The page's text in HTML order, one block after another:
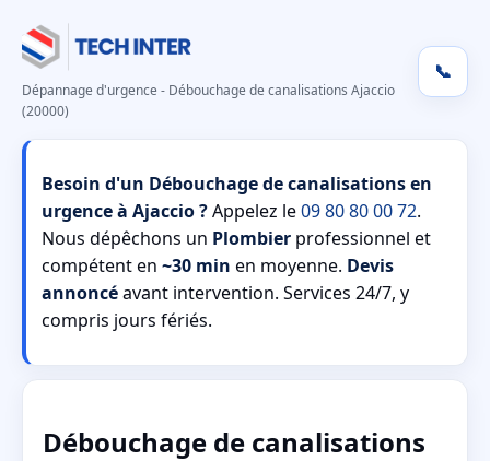
Dépannage d'urgence - Débouchage de canalisations Ajaccio
(20000)
📞
Besoin d'un Débouchage de canalisations en
urgence à Ajaccio ?Appelez le09 80 80 00 72.
Nous dépêchons un Plombier professionnel et
compétent en ~30 min en moyenne. Devis
annoncéavant intervention. Services 24/7, y
compris jours fériés.
Débouchage de canalisations